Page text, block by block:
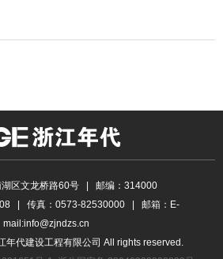
湖区文龙桥路60号 | 邮编：314000
| 传真：0573-82530000 | 邮箱：E-
mail:info@zjndzs.cn
年代建设工程有限公司 All rights reserved.